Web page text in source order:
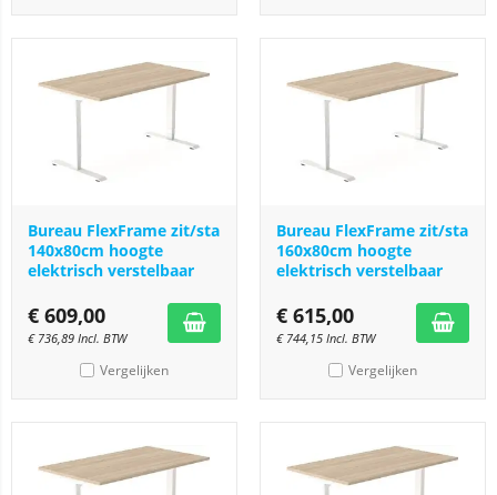
Bureau FlexFrame zit/sta
140x80cm hoogte
elektrisch verstelbaar
€ 609,00
€ 736,89 Incl. BTW
Vergelijken
Bureau FlexFrame zit/sta
160x80cm hoogte
elektrisch verstelbaar
€ 615,00
€ 744,15 Incl. BTW
Vergelijken